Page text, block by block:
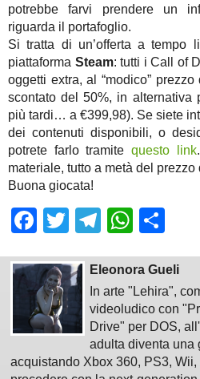
potrebbe farvi prendere un
riguarda il portafoglio.
Si tratta di un’offerta a tempo
piattaforma Steam: tutti i Call of
oggetti extra, al “modico”
scontato del 50%, in alternativa
più tardi… a €399,98). Se siete
dei contenuti disponibili, o
potrete farlo tramite questo link
materiale, tutto a metà del prezzo
Buona giocata!
Facebook
TwitterTelegram
Eleonora Gueli
In arte "Lehira",
videoludico con
Drive" per DOS,
adulta diventa una
acquistando Xbox 360, PS3,